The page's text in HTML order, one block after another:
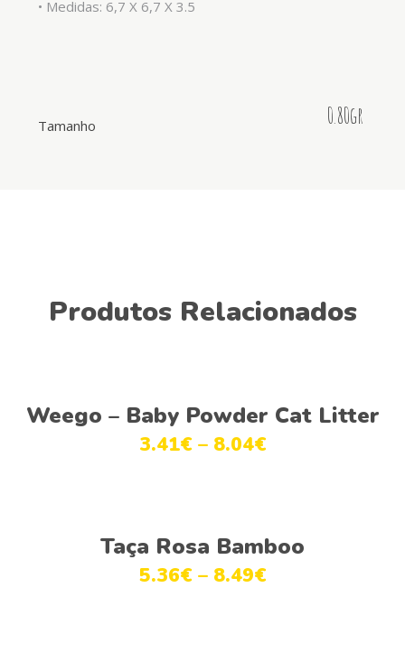
• Medidas: 6,7 X 6,7 X 3.5
Tamanho 0.80gr
Produtos Relacionados
Ver opções
Weego – Baby Powder Cat Litter
3.41€ – 8.04€
Ver opções
Taça Rosa Bamboo
5.36€ – 8.49€